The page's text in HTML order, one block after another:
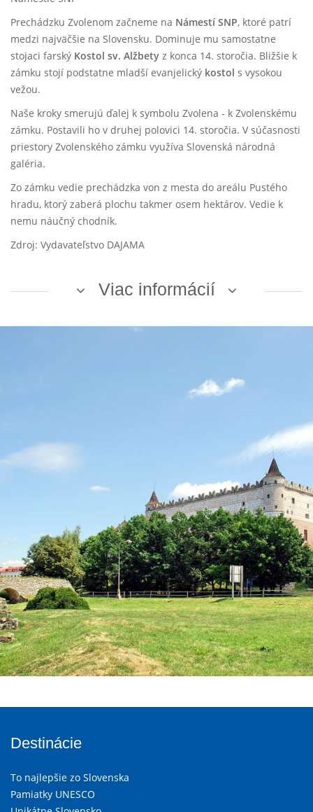
Prechádzku Zvolenom začneme na Námestí SNP, ktoré patrí
medzi najväčšie na Slovensku. Dominuje mu samostatne
stojaci farský Kostol sv. Alžbety z konca 14. storočia. Bližšie k
zámku stojí podstatne mladší evanjelický kostol s vysokou
vežou.
Naše kroky smerujú ďalej k symbolu Zvolena - k Zvolenskému
zámku. Postavili ho v druhej polovici 14. storočia. V súčasnosti
priestory Zvolenského zámku využíva Slovenská národná
galéria.
Zo zámku vedie prechádzka von z mesta do areálu Pustého
hradu, ktorý zaberá plochu takmer osem hektárov. Vedie k
nemu náučný chodník.
Zdroj: Vydavateľstvo DAJAMA
Viac informácií
Destinácie
To najlepšie zo Slovenska
Pamiatky UNESCO